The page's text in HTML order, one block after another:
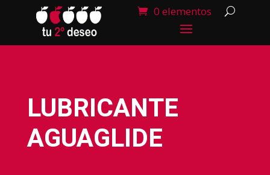
0 elementos
LUBRICANTE
AGUAGLIDE